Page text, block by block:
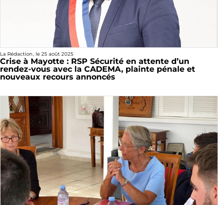
La Rédaction, le 25 août 2025
Crise à Mayotte : RSP Sécurité en attente d’un
rendez-vous avec la CADEMA, plainte pénale et
nouveaux recours annoncés